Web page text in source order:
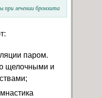
при лечении бронхита
паром.
щелочными и